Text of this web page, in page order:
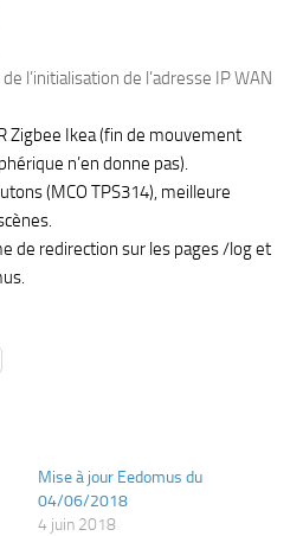
l’initialisation de l’adresse IP WAN
Zigbee Ikea (fin de mouvement
n’en donne pas).
(MCO TPS314), meilleure
de redirection sur les pages /log et
Mise à jour Eedomus du
04/06/2018
4 juin 2018